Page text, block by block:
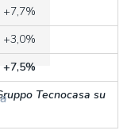
+7,7%
+3,0%
+7,5%
Tecnocasa su